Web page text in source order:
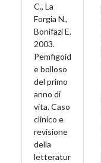
C., La
Forgia N.,
Bonifazi E.
2003.
Pemfigoid
e bolloso
del primo
anno di
vita. Caso
clinico e
revisione
della
letteratur